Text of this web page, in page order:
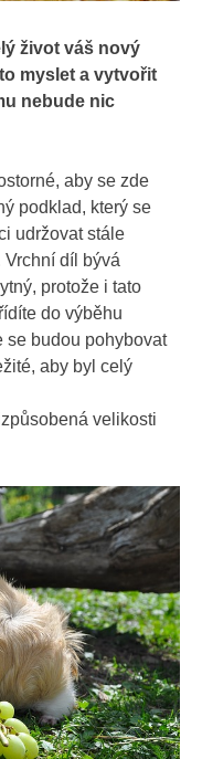
život váš nový
myslet a vytvořit
nebude nic
aby se zde
podklad, který se
udržovat stále
Vrchní díl bývá
protože i tato
do výběhu
se budou pohybovat
aby byl celý
velikosti